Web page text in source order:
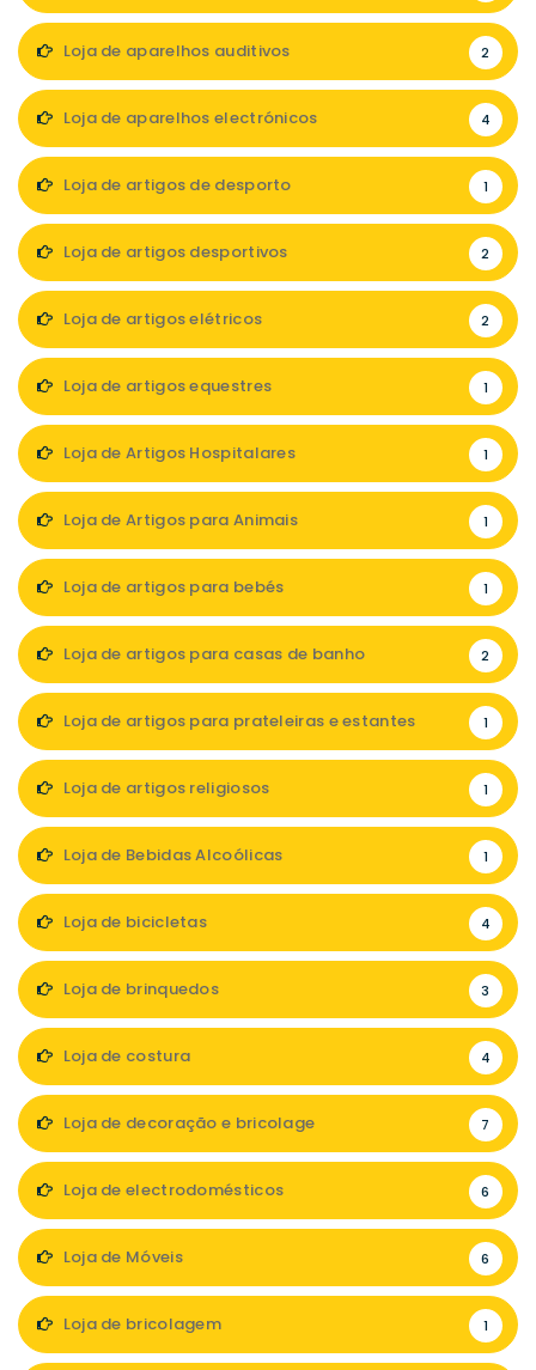
Loja de aparelhos auditivos 2
Loja de aparelhos electrónicos 4
Loja de artigos de desporto 1
Loja de artigos desportivos 2
Loja de artigos elétricos 2
Loja de artigos equestres 1
Loja de Artigos Hospitalares 1
Loja de Artigos para Animais 1
Loja de artigos para bebés 1
Loja de artigos para casas de banho 2
Loja de artigos para prateleiras e estantes 1
Loja de artigos religiosos 1
Loja de Bebidas Alcoólicas 1
Loja de bicicletas 4
Loja de brinquedos 3
Loja de costura 4
Loja de decoração e bricolage 7
Loja de electrodomésticos 6
Loja de Móveis 6
Loja de bricolagem 1